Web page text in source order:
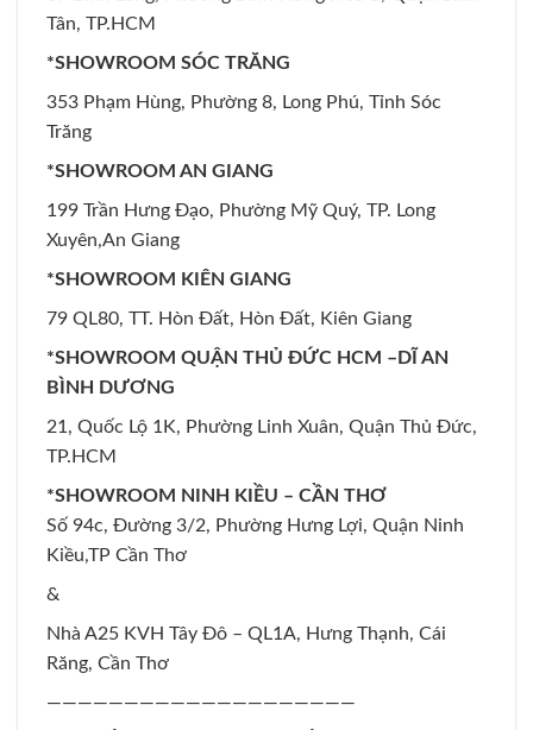
Tân, TP.HCM
*SHOWROOM SÓC TRĂNG
353 Phạm Hùng, Phường 8, Long Phú, Tỉnh Sóc
Trăng
*SHOWROOM AN GIANG
199 Trần Hưng Đạo, Phường Mỹ Quý, TP. Long
Xuyên,An Giang
*SHOWROOM KIÊN GIANG
79 QL80, TT. Hòn Đất, Hòn Đất, Kiên Giang
*SHOWROOM QUẬN THỦ ĐỨC HCM –DĨ AN
BÌNH DƯƠNG
21, Quốc Lộ 1K, Phường Linh Xuân, Quận Thủ Đức,
TP.HCM
*SHOWROOM NINH KIỀU – CẦN THƠ
Số 94c, Đường 3/2, Phường Hưng Lợi, Quận Ninh
Kiều,TP Cần Thơ
&
Nhà A25 KVH Tây Đô – QL1A, Hưng Thạnh, Cái
Răng, Cần Thơ
————————————————————